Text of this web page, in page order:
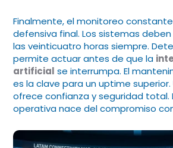
Finalmente, el monitoreo
defensiva final. Los sistemas
las veinticuatro horas siempre.
permite actuar antes de que la
artificial se interrumpa. El
es la clave para un uptime
ofrece confianza y seguridad total.
operativa nace del compromiso